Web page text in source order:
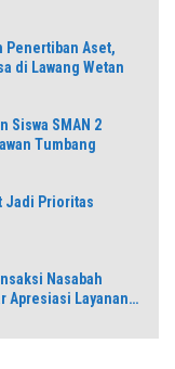
Penertiban Aset,
di Lawang Wetan
Siswa SMAN 2
Tumbang
Jadi Prioritas
Nasabah
Apresiasi Layanan